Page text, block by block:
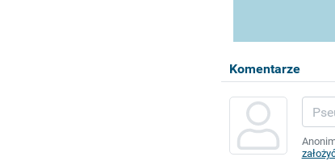
Komentarze